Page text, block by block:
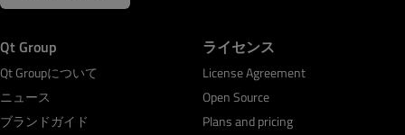
Qt Group
Qt Groupについて
ニュース
ブランドガイド
ライセンス
License Agreement
Open Source
Plans and pricing